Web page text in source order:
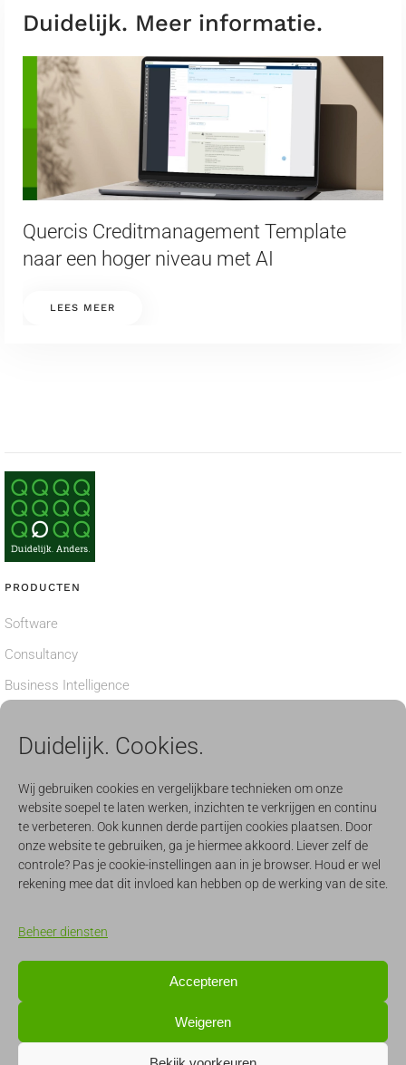
Duidelijk. Cookies.
Wij gebruiken cookies en vergelijkbare technieken om onze
website soepel te laten werken, inzichten te verkrijgen en continu
te verbeteren. Ook kunnen derde partijen cookies plaatsen. Door
onze website te gebruiken, ga je hiermee akkoord. Liever zelf de
controle? Pas je cookie-instellingen aan in je browser. Houd er wel
rekening mee dat dit invloed kan hebben op de werking van de site.
Beheer diensten
Accepteren
Weigeren
Duidelijk. Meer informatie.
Quercis Creditmanagement Template
naar een hoger niveau met AI
LEES MEER
PRODUCTEN
Software
Consultancy
Business Intelligence
Cookiebeleid
BEDRIJF
Nieuws
Aanmelden nieuwsbrief
Werken